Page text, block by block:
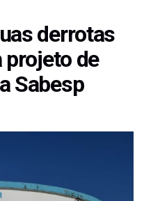
derrotas
de
Sabesp